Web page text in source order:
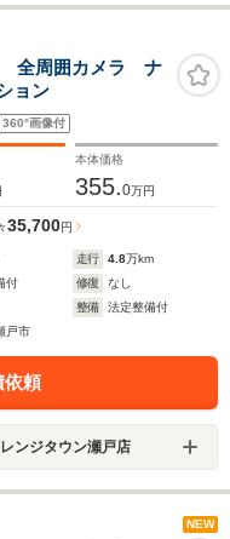
全周囲カメラ ナ
ョン
360°画像付
本体価格
355.0万円
35,700円
走行 4.8万km
付 修復
なし
整備
法定整備付
戸市
依頼
ンジタウン瀬戸店
NEW